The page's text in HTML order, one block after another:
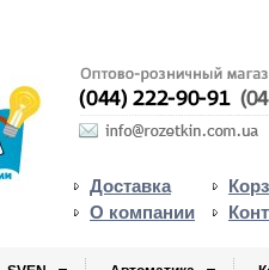
Доставка
О компании